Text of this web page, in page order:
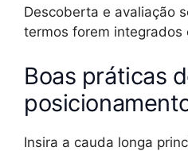
Descoberta e avaliação
termos forem integrados
Boas práticas
Insira a cauda longa